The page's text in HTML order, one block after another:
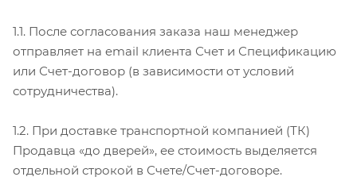
1.1. После согласования заказа наш менеджер
отправляет на email клиента Счет и Спецификацию
или Счет-договор (в зависимости от условий
сотрудничества).
1.2. При доставке транспортной компанией (ТК)
Продавца «до дверей», ее стоимость выделяется
отдельной строкой в Счете/Счет-договоре.